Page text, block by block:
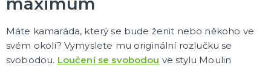
Máte kamaráda, který se bude ženit nebo někoho ve
svém okolí? Vymyslete mu originální rozlučku se
svobodou. Loučení se svobodou ve stylu Moulin